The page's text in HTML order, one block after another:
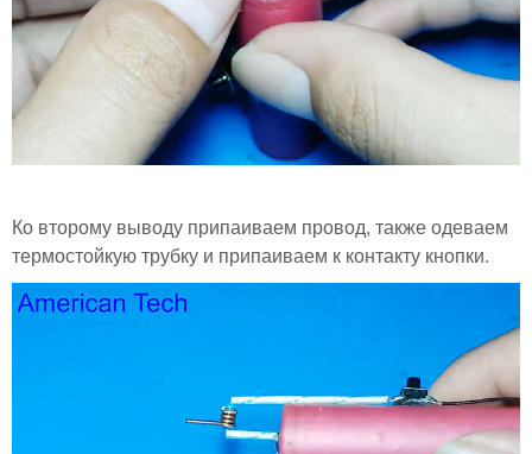
Ко второму выводу припаиваем провод, также одеваем
термостойкую трубку и припаиваем к контакту кнопки.